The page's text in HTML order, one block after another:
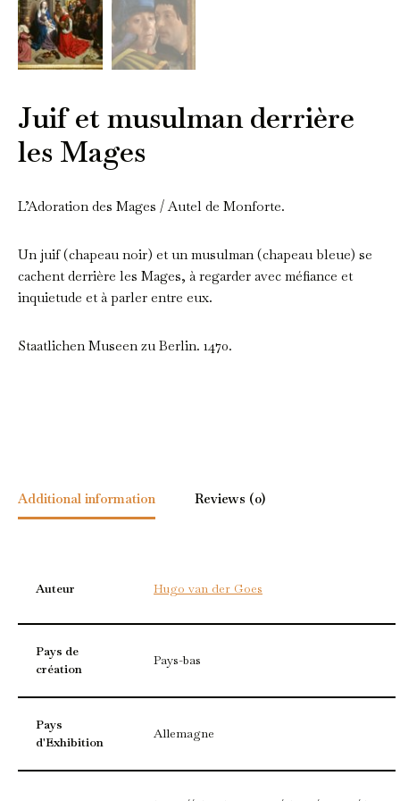
Juif et musulman derrière
les Mages
L’Adoration des Mages / Autel de Monforte.
Un juif (chapeau noir) et un musulman (chapeau bleue) se
cachent derrière les Mages, à regarder avec méfiance et
inquietude et à parler entre eux.
Staatlichen Museen zu Berlin. 1470.
Additional information Reviews (0)
Auteur Hugo van der Goes
Pays de
création
Pays-bas
Pays
d'Exhibition
Allemagne